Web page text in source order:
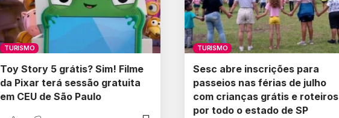
TURISMO
Toy Story 5 grátis? Sim! Filme
da Pixar terá sessão gratuita
em CEU de São Paulo
TURISMO
Sesc abre inscrições para
passeios nas férias de julho
com crianças grátis e roteiros
por todo o estado de SP